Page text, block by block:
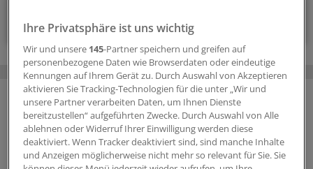
Ihre Privatsphäre ist uns wichtig
Wir und unsere 145-Partner speichern und greifen auf
personenbezogene Daten wie Browserdaten oder eindeutige
Kennungen auf Ihrem Gerät zu. Durch Auswahl von Akzeptieren
aktivieren Sie Tracking-Technologien für die unter „Wir und
unsere Partner verarbeiten Daten, um Ihnen Dienste
bereitzustellen“ aufgeführten Zwecke. Durch Auswahl von Alle
ablehnen oder Widerruf Ihrer Einwilligung werden diese
deaktiviert. Wenn Tracker deaktiviert sind, sind manche Inhalte
und Anzeigen möglicherweise nicht mehr so relevant für Sie. Sie